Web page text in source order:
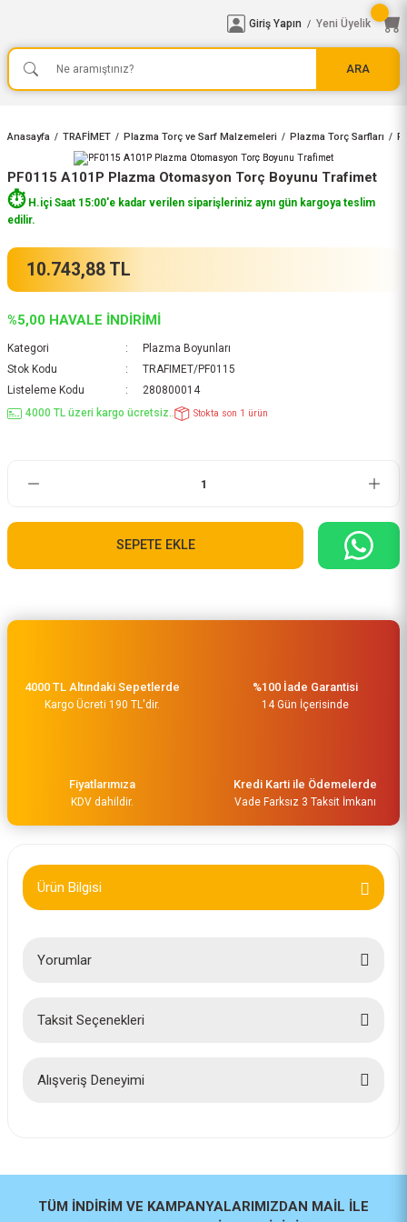
ARA
Giriş Yapın / Yeni Üyelik
Anasayfa TRAFİMET Plazma Torç ve Sarf Malzemeleri Plazma Torç Sarfları
PF0115 A101P Plazma Otomasyon Torç Boyunu Trafimet
⏱️H.içi Saat 15:00'e kadar verilen siparişleriniz aynı gün kargoya teslim
edilir.
10.743,88 TL
%5,00 HAVALE İNDİRİMİ
Kategori
Plazma Boyunları
Stok Kodu
TRAFIMET/PF0115
Listeleme Kodu
280800014
4000 TL üzeri kargo ücretsiz..
Stokta son 1 ürün
SEPETE EKLE
4000 TL Altındaki Sepetlerde
Kargo Ücreti 190 TL'dir.
%100 İade Garantisi
14 Gün İçerisinde
Fiyatlarımıza
KDV dahildir.
Kredi Karti ile Ödemelerde
Vade Farksız 3 Taksit İmkanı
Ürün Bilgisi
Yorumlar
Taksit Seçenekleri
Alışveriş Deneyimi
TÜM İNDİRİM VE KAMPANYALARIMIZDAN MAİL İLE